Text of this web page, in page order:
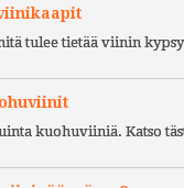
tulee tietää viinin
kuohuviiniä. Katso